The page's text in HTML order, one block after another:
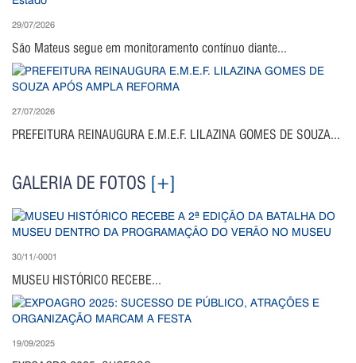
29/07/2026
São Mateus segue em monitoramento contínuo diante...
27/07/2026
PREFEITURA REINAUGURA E.M.E.F. LILAZINA GOMES DE SOUZA...
GALERIA DE FOTOS [+]
30/11/-0001
MUSEU HISTÓRICO RECEBE...
19/09/2025